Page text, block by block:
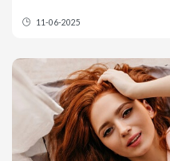
11-06-2025